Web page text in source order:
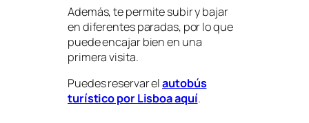
Además, te permite subir y bajar
en diferentes paradas, por lo que
puede encajar bien en una
primera visita.
Puedes reservar elautobús
turístico por Lisboa aquí.